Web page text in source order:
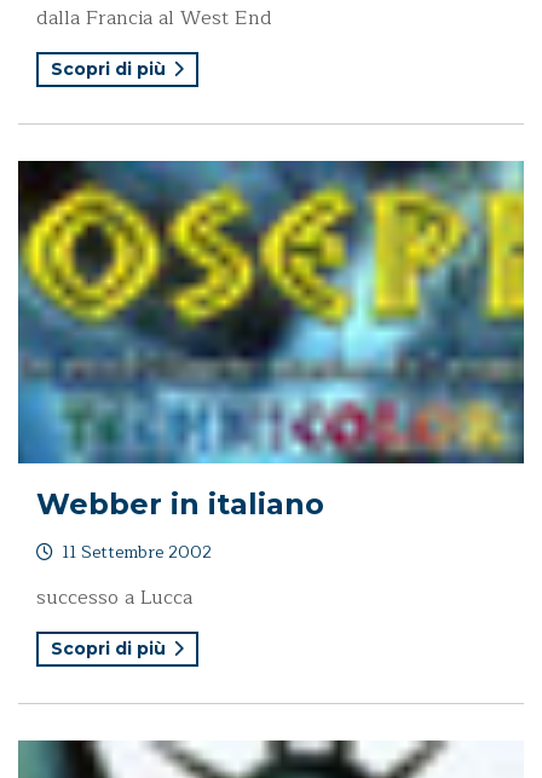
dalla Francia al West End
Scopri di più
Webber in italiano
11 Settembre 2002
successo a Lucca
Scopri di più